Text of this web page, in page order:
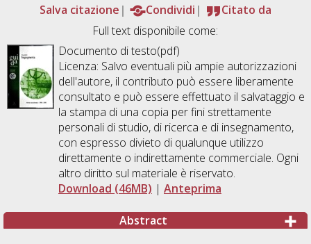
Salva citazione
Condividi
Citato da
Full text disponibile come:
Documento di testo(pdf)
Licenza: Salvo eventuali più ampie autorizzazioni
dell'autore, il contributo può essere liberamente
consultato e può essere effettuato il salvataggio e
la stampa di una copia per fini strettamente
personali di studio, di ricerca e di insegnamento,
con espresso divieto di qualunque utilizzo
direttamente o indirettamente commerciale. Ogni
altro diritto sul materiale è riservato.
Download (46MB) | Anteprima
Abstract